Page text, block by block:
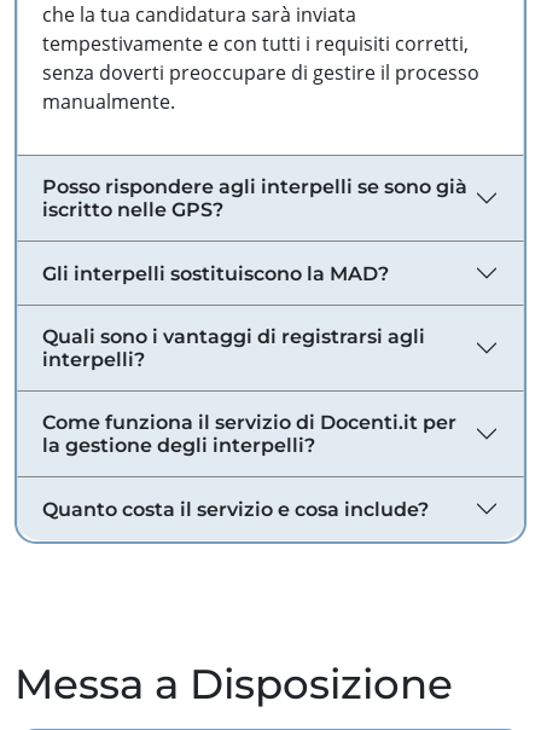
che la tua candidatura sarà inviata
tempestivamente e con tutti i requisiti corretti,
senza doverti preoccupare di gestire il processo
manualmente.
Posso rispondere agli interpelli se sono già
iscritto nelle GPS?
Gli interpelli sostituiscono la MAD?
Quali sono i vantaggi di registrarsi agli
interpelli?
Come funziona il servizio di Docenti.it per
la gestione degli interpelli?
Quanto costa il servizio e cosa include?
Messa a Disposizione